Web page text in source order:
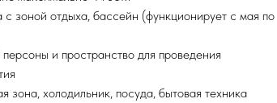
зоной отдыха, бассейн (функционирует с мая по
и пространство для проведения
зона, холодильник, посуда, бытовая техника